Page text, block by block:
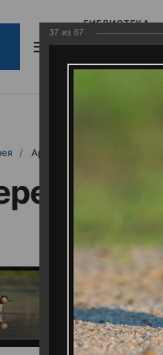
БИБЛИОТЕКА
Артемовские луга – жемчужина
37 из 67